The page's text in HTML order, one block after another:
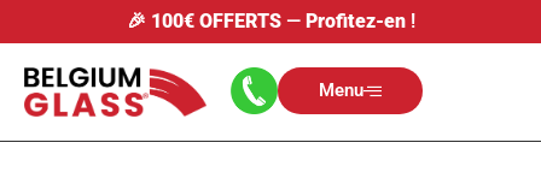
🎉 100€ OFFERTS— Profitez-en!
Menu